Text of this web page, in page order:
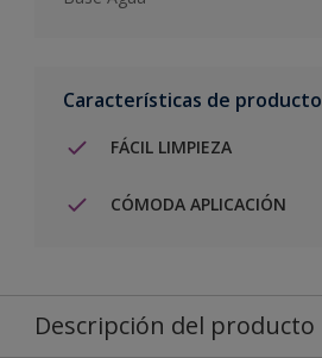
Características de producto
FÁCIL LIMPIEZA
CÓMODA APLICACIÓN
Descripción del producto